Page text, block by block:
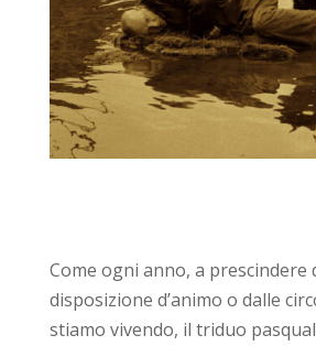
Come ogni anno, a prescindere
disposizione d’animo o dalle
stiamo vivendo, il triduo